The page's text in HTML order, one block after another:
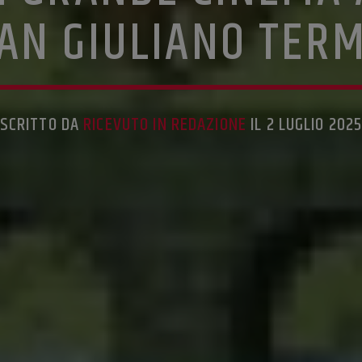
GIULIANO
SCRITTO DA RICEVUTO IN REDAZIONE IL 2 LUGLIO 2025